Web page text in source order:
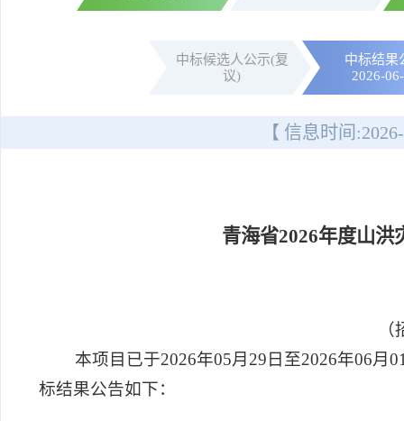
中标候选人公示(复
议)
中标结果
2026-
【 信息时间:
青海省2026年度山
本项目已于2026年05月29日至2026年06月
标结果公告如下：